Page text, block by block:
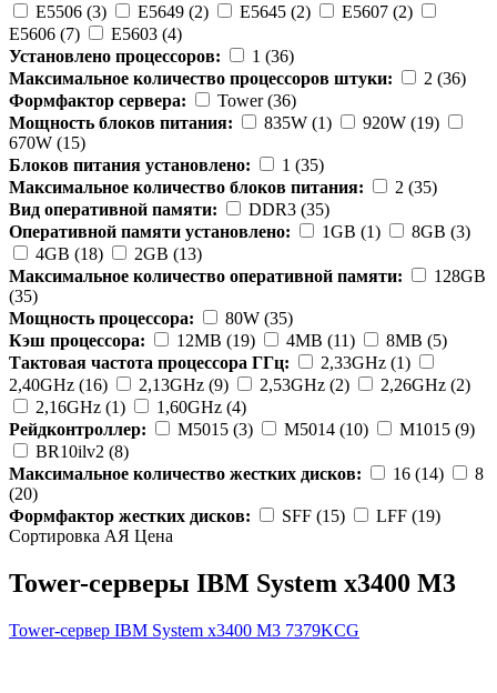
E5506 (3)
E5649 (2) E5645 (2)
E5607 (2)
E5606 (7)
E5603 (4)
Установлено процессоров:
1 (36)
Максимальное количество процессоров штуки:
2 (36)
Формфактор сервера:
Tower (36)
Мощность блоков питания:
835W (1)
920W (19)
670W (15)
Блоков питания установлено:
1 (35)
Максимальное количество блоков питания:
2 (35)
Вид оперативной памяти:
DDR3 (35)
Оперативной памяти установлено:
1GB (1)
8GB (3)
4GB (18)
2GB (13)
Максимальное количество оперативной памяти:
128GB
(35)
Мощность процессора:
80W (35)
Кэш процессора:
12MB (19) 4MB (11)
8MB (5)
Тактовая частота процессора ГГц:
2,33GHz (1)
2,40GHz (16)
2,13GHz (9) 2,53GHz (2)
2,26GHz (2)
2,16GHz (1)
1,60GHz (4)
Рейдконтроллер:
M5015 (3) M5014 (10)
M1015 (9)
BR10ilv2 (8)
Максимальное количество жестких дисков:
16 (14)
8
(20)
Формфактор жестких дисков:
SFF (15)
LFF (19)
Сортировка АЯ Ценa
Tower-серверы IBM System x3400 M3
Tower-сервер IBM System x3400 M3 7379KCG